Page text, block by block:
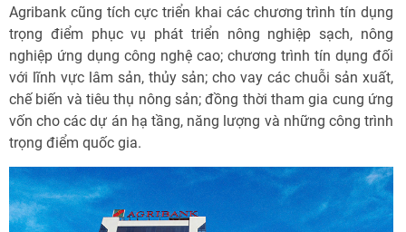
Agribank cũng tích cực triển khai các chương trình tín dụng
trọng điểm phục vụ phát triển nông nghiệp sạch, nông
nghiệp ứng dụng công nghệ cao; chương trình tín dụng đối
với lĩnh vực lâm sản, thủy sản; cho vay các chuỗi sản xuất,
chế biến và tiêu thụ nông sản; đồng thời tham gia cung ứng
vốn cho các dự án hạ tầng, năng lượng và những công trình
trọng điểm quốc gia.